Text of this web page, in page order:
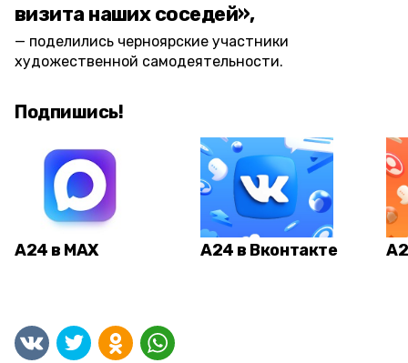
визита наших соседей»,
поделились черноярские участники
художественной самодеятельности.
Подпишись!
А24 в MAX А24 в Вконтакте